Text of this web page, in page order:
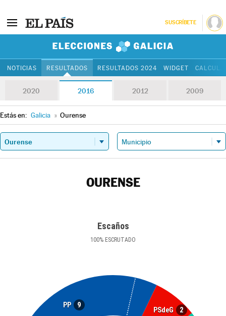
SUSCRÍBETE
NOTICIAS RESULTADOS RESULTADOS 2024 WIDGET
2020 2016 2012 2009
Estás en: Galicia » Ourense
OURENSE
Escaños
100% ESCRUTADO
PP 9
PSdeG 2